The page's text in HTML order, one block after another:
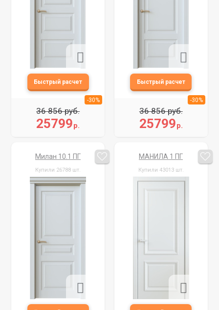
25799р.
36 856 руб.
-30%
25799р.
36 856 руб.
-30%
Милан 10.1 ПГ
Купили 26788 шт.
МАНИЛА 1 ПГ
Купили 43013 шт.